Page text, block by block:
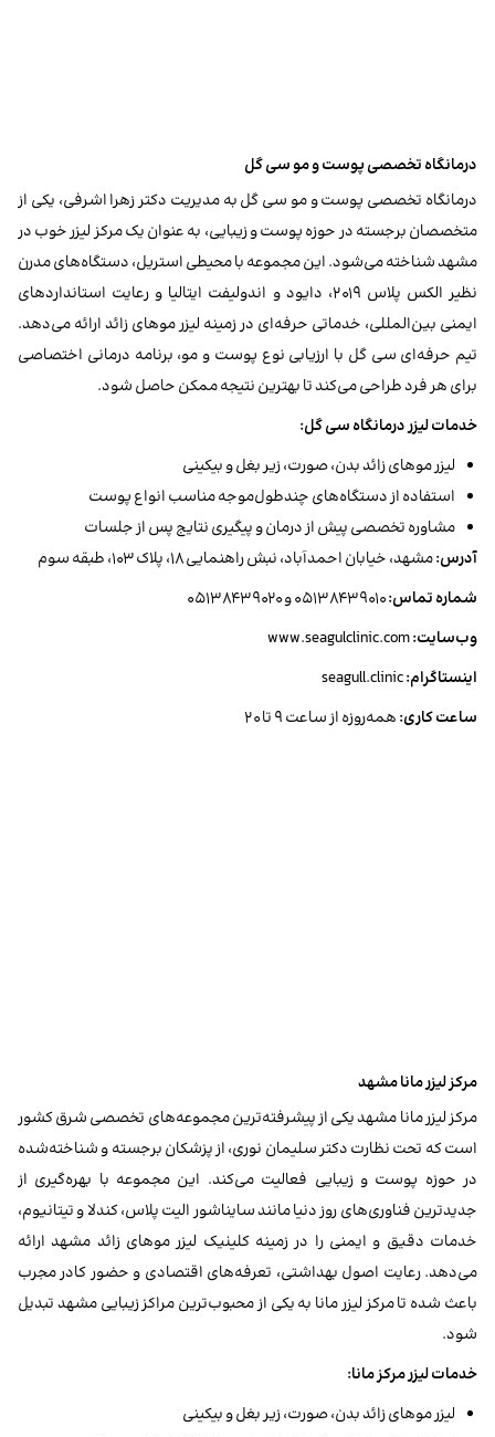
درمانگاه تخصصی پوست و مو سی گل
درمانگاه تخصصی پوست و مو سی گل به مدیریت دکتر زهرا اشرفی، یکی از
متخصصان برجسته در حوزه پوست و زیبایی، به عنوان یک مرکز لیزر خوب در
مشهد شناخته می‌شود. این مجموعه با محیطی استریل، دستگاه‌های مدرن
نظیر الکس پلاس ۲۰۱۹، دایود و اندولیفت ایتالیا و رعایت استانداردهای
ایمنی بین‌المللی، خدماتی حرفه‌ای در زمینه لیزر موهای زائد ارائه می‌دهد.
تیم حرفه‌ای سی گل با ارزیابی نوع پوست و مو، برنامه درمانی اختصاصی
برای هر فرد طراحی می‌کند تا بهترین نتیجه ممکن حاصل شود.
خدمات لیزر درمانگاه سی گل:
لیزر موهای زائد بدن، صورت، زیر بغل و بیکینی
استفاده از دستگاه‌های چند‌طول‌موجه مناسب انواع پوست
مشاوره تخصصی پیش از درمان و پیگیری نتایج پس از جلسات
آدرس:مشهد، خیابان احمدآباد، نبش راهنمایی ۱۸، پلاک ۱۰۳، طبقه سوم
شماره تماس:۰۵۱۳۸۴۳۹۰۱۰ و ۰۵۱۳۸۴۳۹۰۲۰
وب‌سایت:www.seagulclinic.com
اینستاگرام:
ساعت کاری:همه‌روزه از ساعت ۹ تا ۲۰
مرکز لیزر مانا مشهد
مرکز لیزر مانا مشهد یکی از پیشرفته‌ترین مجموعه‌های تخصصی شرق کشور
است که تحت نظارت دکتر سلیمان نوری، از پزشکان برجسته و شناخته‌شده
در حوزه پوست و زیبایی فعالیت می‌کند. این مجموعه با بهره‌گیری از
جدیدترین فناوری‌های روز دنیا مانند سایناشور الیت پلاس، کندلا و تیتانیوم،
خدمات دقیق و ایمنی را در زمینه کلینیک لیزر موهای زائد مشهد ارائه
می‌دهد. رعایت اصول بهداشتی، تعرفه‌های اقتصادی و حضور کادر مجرب
باعث شده تا مرکز لیزر مانا به یکی از محبوب‌ترین مراکز زیبایی مشهد تبدیل
شود.
خدمات لیزر مرکز مانا:
لیزر موهای زائد بدن، صورت، زیر بغل و بیکینی